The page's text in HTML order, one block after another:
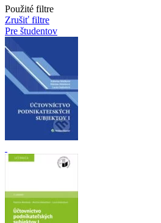
Použité filtre
Zrušiť filtre
Pre študentov